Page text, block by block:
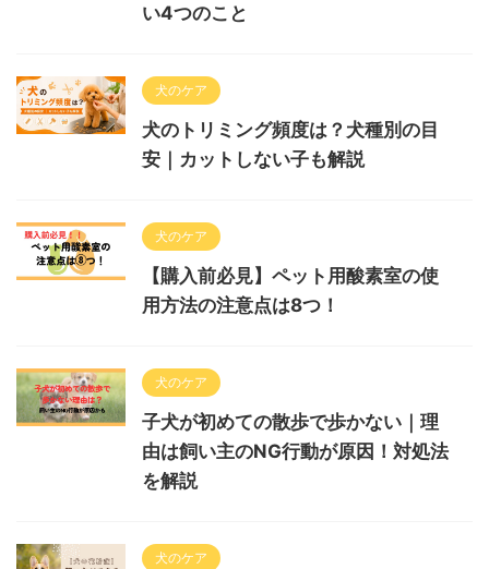
い4つのこと
犬のケア
犬のトリミング頻度は？犬種別の目
安｜カットしない子も解説
犬のケア
【購入前必見】ペット用酸素室の使
用方法の注意点は8つ！
犬のケア
子犬が初めての散歩で歩かない｜理
由は飼い主のNG行動が原因！対処法
を解説
犬のケア